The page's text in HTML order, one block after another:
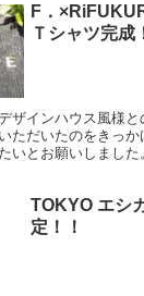
F．
Ｔシャツ完成
ザインハウス風様と
ただいたのをきっか
いとお願いしました
TOKYO エシ
定！！